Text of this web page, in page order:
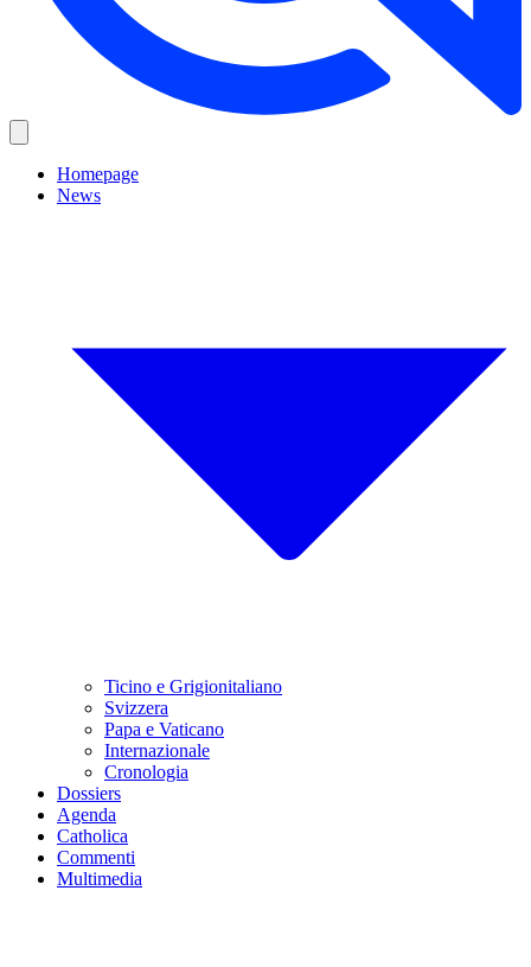
Homepage
News
Ticino e Grigionitaliano
Svizzera
Papa e Vaticano
Internazionale
Cronologia
Dossiers
Agenda
Catholica
Commenti
Multimedia